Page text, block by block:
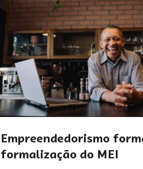
Empreendedorismo
formalização do MEI